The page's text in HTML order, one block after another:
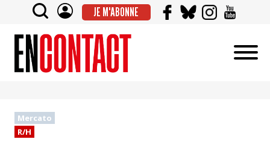
JE M'ABONNE
Mercato
R/H